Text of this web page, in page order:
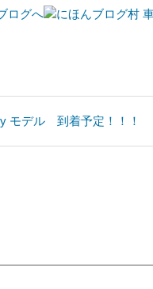
モデル 到着予定！！！